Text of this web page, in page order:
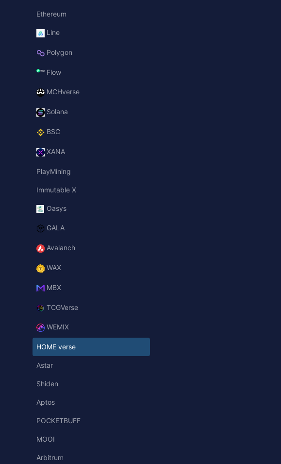
Ethereum
Line
Polygon
Flow
MCHverse
Solana
BSC
XANA
PlayMining
Immutable X
Oasys
GALA
Avalanch
WAX
MBX
TCGVerse
WEMIX
HOME verse
Astar
Shiden
Aptos
POCKETBUFF
MOOI
Arbitrum